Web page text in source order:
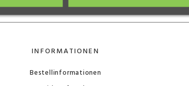
INFORMATIONEN
Bestellinformationen